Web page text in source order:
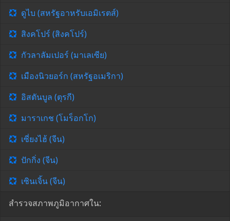
ดูไบ (สหรัฐอาหรับเอมิเรตส์)
สิงคโปร์ (สิงคโปร์)
กัวลาลัมเปอร์ (มาเลเซีย)
เมืองนิวยอร์ก (สหรัฐอเมริกา)
อิสตันบูล (ตุรกี)
มาราเกช (โมร็อกโก)
เซี่ยงไฮ้ (จีน)
ปักกิ่ง (จีน)
เซินเจิ้น (จีน)
สำรวจสภาพภูมิอากาศใน: